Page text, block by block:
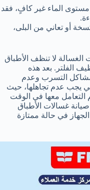
مستوى الماء غير كافٍ، فقد
أو تعاني من البلى،
الغسالة لا تنظف الأطباق
الفلتر. بعد هذه
مشاكل التسرب وعدم
يجب عدم تجاهلها، حيث
معها في الوقت
غسالات الأطباق
في حالة ممتازة